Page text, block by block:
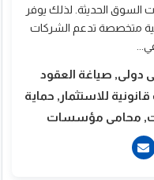
السوق الحديثة. لذلك يوفر
متخصصة تدعم الشركات
صياغة العقود
للاستثمار, حماية
محامى مؤسسات